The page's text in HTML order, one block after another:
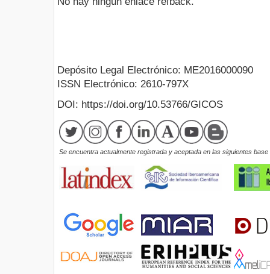
Depósito Legal Electrónico: ME2016000090
ISSN Electrónico: 2610-797X
DOI: https://doi.org/10.53766/GICOS
Se encuentra actualmente registrada y aceptada en las siguientes